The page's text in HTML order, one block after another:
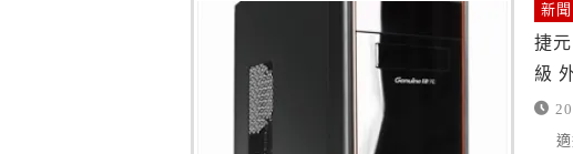
AV BODY Q世代 新聞
捷
級
適